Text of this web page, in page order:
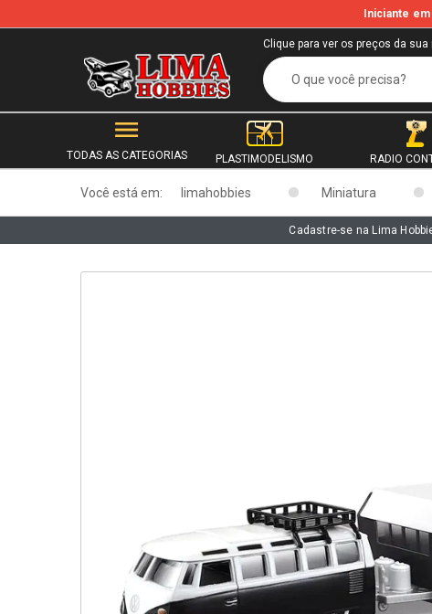
b
Iniciante
Clique para ver os preços da sua
TODAS AS CATEGORIAS PLASTIMODELISMO RADIO
Você está em: limahobbies Miniatura
Cadastre-se na Lima